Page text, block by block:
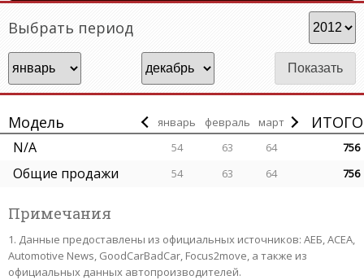
Выбрать период
Модель январь февраль март ИТОГО
N/A 54 63 64 756
Общие продажи 54 63 64 756
Примечания
Данные предоставлены из официальных источников: АЕБ, АСЕА,
Automotive News, GoodCarBadCar, Focus2move, а также из
официальных данных автопроизводителей.